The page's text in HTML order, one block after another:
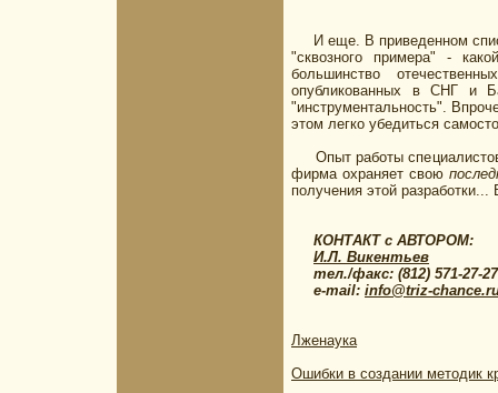
И еще. В приведенном
"сквозного примера" -
большинство
опубликованных в СНГ и
"инструментальность".
этом легко убедиться
Опыт работы
фирма охраняет свою
получения этой
КОНТАКТ с АВТОРОМ:
И.Л. Викентьев
тел./факс: (812) 571-27-
e-mail: info@triz-
Лженаука
Ошибки в создании методик